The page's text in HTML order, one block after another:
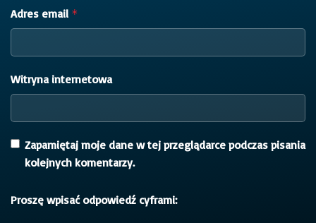
Adres email *
Witryna internetowa
Zapamiętaj moje dane w tej przeglądarce podczas pisania
kolejnych komentarzy.
Proszę wpisać odpowiedź cyframi: